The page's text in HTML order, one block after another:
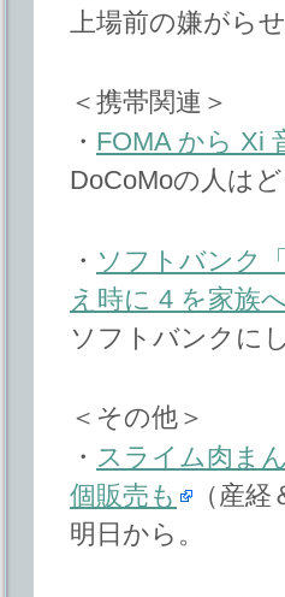
上場前の嫌がら
＜携帯関連＞
・ FOMA から Xi
DoCoMoの人は
・ ソフトバンク
え時に 4 を家族
ソフトバンクに
＜その他＞
・ スライム肉ま
個販売も
（産経
明日から。